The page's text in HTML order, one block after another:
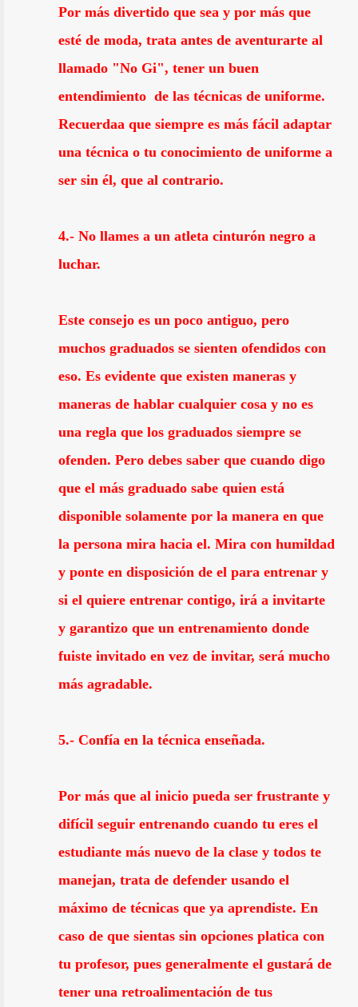
Por más divertido que sea y por más que
esté de moda, trata antes de aventurarte al
llamado "No Gi", tener un buen
entendimiento de las técnicas de uniforme.
Recuerdaa que siempre es más fácil adaptar
una técnica o tu conocimiento de uniforme a
ser sin él, que al contrario.
4.- No llames a un atleta cinturón negro a
luchar.
Este consejo es un poco antiguo, pero
muchos graduados se sienten ofendidos con
eso. Es evidente que existen maneras y
maneras de hablar cualquier cosa y no es
una regla que los graduados siempre se
ofenden. Pero debes saber que cuando digo
que el más graduado sabe quien está
disponible solamente por la manera en que
la persona mira hacia el. Mira con humildad
y ponte en disposición de el para entrenar y
si el quiere entrenar contigo, irá a invitarte
y garantizo que un entrenamiento donde
fuiste invitado en vez de invitar, será mucho
más agradable.
5.- Confía en la técnica enseñada.
Por más que al inicio pueda ser frustrante y
difícil seguir entrenando cuando tu eres el
estudiante más nuevo de la clase y todos te
manejan, trata de defender usando el
máximo de técnicas que ya aprendiste. En
caso de que sientas sin opciones platica con
tu profesor, pues generalmente el gustará de
tener una retroalimentación de tus